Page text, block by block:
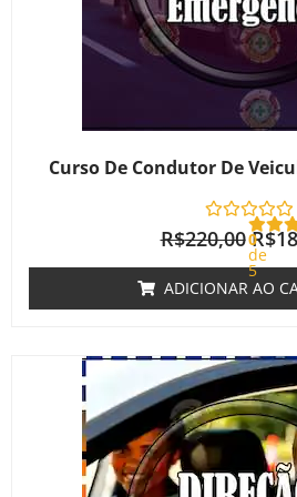
Curso De Condutor De
0
de
5
R$220,00 R$
ADICIONAR AO